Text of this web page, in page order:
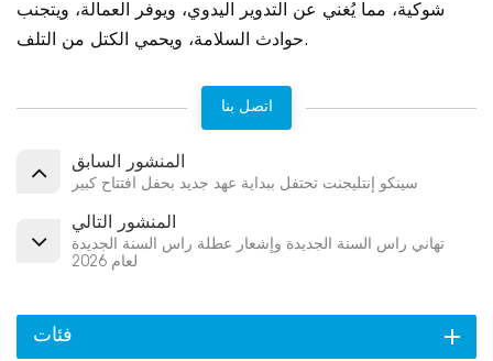
شوكية، مما يُغني عن التدوير اليدوي، ويوفر العمالة، ويتجنب
حوادث السلامة، ويحمي الكتل من التلف.
اتصل بنا
المنشور السابق
سينكو إنتليجنت تحتفل ببداية عهد جديد بحفل افتتاح كبير
المنشور التالي
تهاني رأس السنة الجديدة وإشعار عطلة رأس السنة الجديدة
لعام 2026
فئات